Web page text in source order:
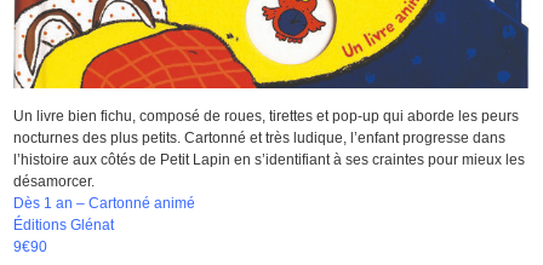
Un livre bien fichu, composé de roues, tirettes et pop-up qui aborde les peurs
nocturnes des plus petits. Cartonné et très ludique, l’enfant progresse dans
l’histoire aux côtés de Petit Lapin en s’identifiant à ses craintes pour mieux les
désamorcer.
Dès 1 an – Cartonné animé
Éditions Glénat
9€90